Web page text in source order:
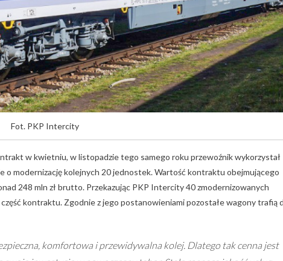
Fot. PKP Intercity
w kwietniu, w listopadzie tego samego roku przewoźnik wykorzystał
o modernizację kolejnych 20 jednostek. Wartość kontraktu obejmującego
248 mln zł brutto. Przekazując PKP Intercity 40 zmodernizowanych
kontraktu. Zgodnie z jego postanowieniami pozostałe wagony trafią
komfortowa i przewidywalna kolej. Dlatego tak cenna jest